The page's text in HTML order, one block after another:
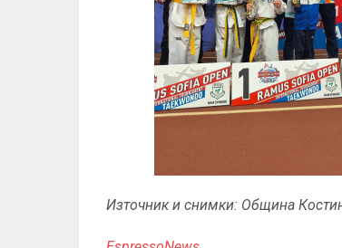
Източник и снимки: Община